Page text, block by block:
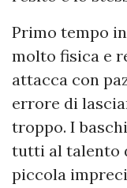
Primo tempo
molto fisica e
attacca con
errore di
troppo. I
tutti al talento
piccola